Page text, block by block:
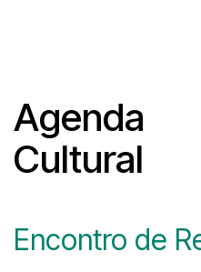
Agenda
Cultural
Encontro de